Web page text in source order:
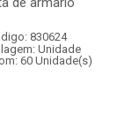
830624
Unidade
60 Unidade(s)